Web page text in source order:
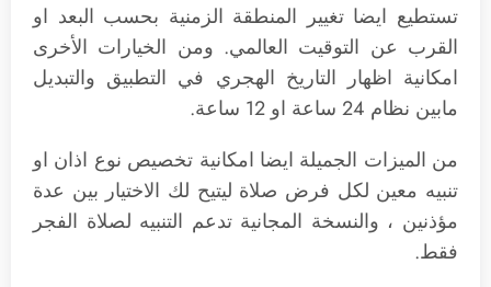
تستطيع ايضا تغيير المنطقة الزمنية بحسب البعد او
القرب عن التوقيت العالمي. ومن الخيارات الأخرى
امكانية اظهار التاريخ الهجري في التطبيق والتبديل
مابين نظام 24 ساعة او 12 ساعة.
من الميزات الجميلة ايضا امكانية تخصيص نوع اذان او
تنبيه معين لكل فرض صلاة ليتيح لك الاختيار بين عدة
مؤذنين ، والنسخة المجانية تدعم التنبيه لصلاة الفجر
فقط.